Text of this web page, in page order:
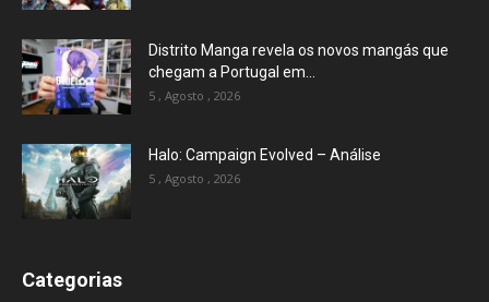
Distrito Manga revela os novos mangás que
chegam a Portugal em...
5 , Agosto , 2026
Halo: Campaign Evolved – Análise
5 , Agosto , 2026
Categorias